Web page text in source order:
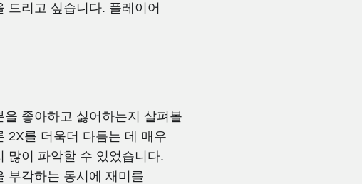
드리고 싶습니다. 플레이어
좋아하고 싫어하는지 살펴볼
2X를 더욱더 다듬는 데 매우
많이 파악할 수 있었습니다.
부각하는 동시에 재미를